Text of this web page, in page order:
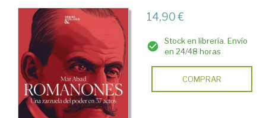
14,90 €
Stock en librería. Envío
en 24/48 horas
COMPRAR